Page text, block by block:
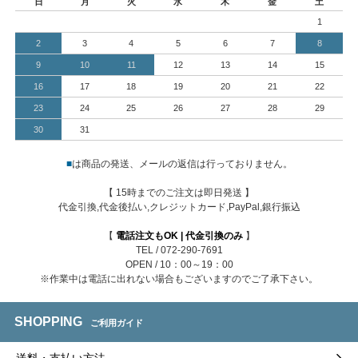
1
2 3 4 5 6 7 8
9 10 11 12 13 14 15
16 17 18 19 20 21 22
23 24 25 26 27 28 29
30 31
■は商品の発送、メールの返信は行っておりません。
【 15時までのご注文は即日発送 】
代金引換,代金後払い,クレジットカード,PayPal,銀行振込
【 電話注文もOK | 代金引換のみ】
TEL / 072-290-7691
OPEN / 10：00～19：00
※作業中は電話に出れない場合もございますのでご了承下さい。
SHOPPING ご利用ガイド